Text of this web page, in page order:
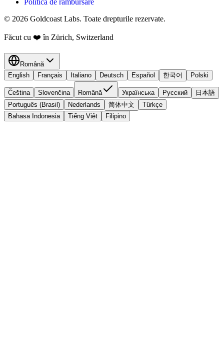
© 2026 Goldcoast Labs. Toate drepturile rezervate.
Făcut cu ❤️ în Zürich, Switzerland
Română
English
Français Italiano Deutsch Español 한국어 Polski
Čeština Slovenčina Română Українська Русский
日本語
Português (Brasil)
Nederlands 简体中文
Türkçe
Bahasa Indonesia
Tiếng Việt Filipino